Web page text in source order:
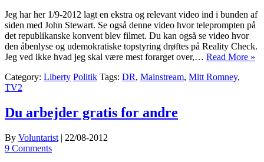
Jeg har her 1/9-2012 lagt en ekstra og relevant video ind i bunden af
siden med John Stewart. Se også denne video hvor teleprompten på
det republikanske konvent blev filmet. Du kan også se video hvor
den åbenlyse og udemokratiske topstyring drøftes på Reality Check.
Jeg ved ikke hvad jeg skal være mest forarget over,… Read More »
Category: Liberty Politik Tags: DR, Mainstream, Mitt Romney,
TV2
Du arbejder gratis for andre
By Voluntarist | 22/08-2012
9 Comments